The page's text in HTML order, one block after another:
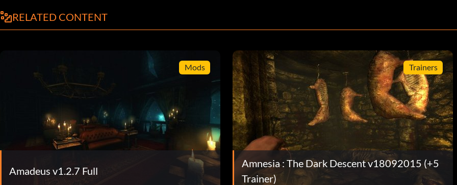
RELATED CONTENT
Mods
Amadeus v1.2.7 Full
Trainers
Amnesia : The Dark Descent v18092015 (+5
Trainer)